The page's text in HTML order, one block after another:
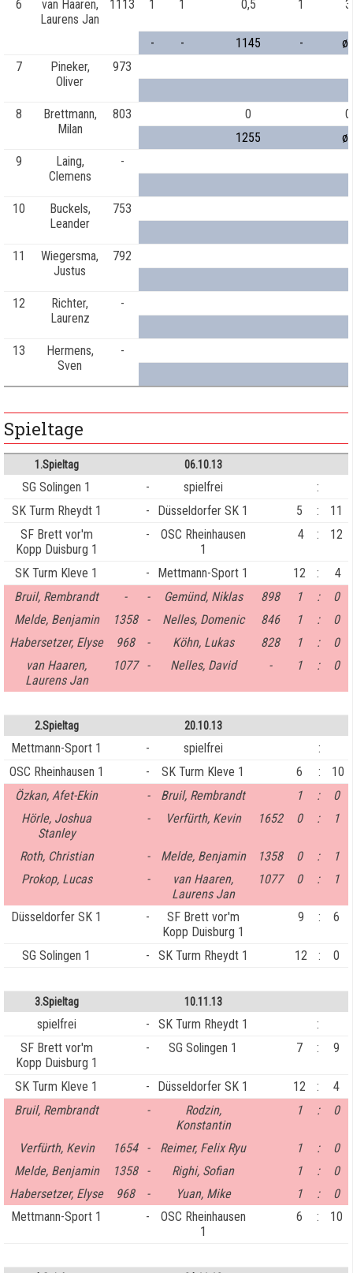
6
van Haaren,
Laurens Jan
1113 1 1 0,5 1
- - 1145 -
ø
7
Pineker,
Oliver
973
8
Brettmann,
Milan
803 0
1255
ø
9
Laing,
Clemens
-
10
Buckels,
Leander
753
11
Wiegersma,
Justus
792
12
Richter,
Laurenz
-
13
Hermens,
Sven
-
Spieltage
1.Spieltag 06.10.13
SG Solingen 1 - spielfrei
:
SK Turm Rheydt 1
- Düsseldorfer SK 1 5 :
11
SF Brett vor'm
Kopp Duisburg 1
-
OSC Rheinhausen
1
4 : 12
SK Turm Kleve 1 - Mettmann-Sport 1 12 :
4
Bruil, Rembrandt
- - Gemünd, Niklas 898 1 :
0
Melde, Benjamin
1358 - Nelles, Domenic 846 1 :
0
Habersetzer, Elyse
968 - Köhn, Lukas 828 1 :
0
van Haaren,
Laurens Jan
1077 - Nelles, David - 1 : 0
2.Spieltag 20.10.13
Mettmann-Sport 1 - spielfrei
:
OSC Rheinhausen 1
- SK Turm Kleve 1 6 :
10
Özkan, Afet-Ekin
- Bruil, Rembrandt 1 :
0
Hörle, Joshua
Stanley
- Verfürth, Kevin 1652 0 : 1
Roth, Christian - Melde, Benjamin 1358 0 :
1
Prokop, Lucas
-
van Haaren,
Laurens Jan
1077 0 : 1
Düsseldorfer SK 1 -
SF Brett vor'm
Kopp Duisburg 1
9 : 6
SG Solingen 1 - SK Turm Rheydt 1 12 : 0
3.Spieltag 10.11.13
spielfrei - SK Turm Rheydt 1
:
SF Brett vor'm
Kopp Duisburg 1
- SG Solingen 1 7 : 9
SK Turm Kleve 1 - Düsseldorfer SK 1 12 :
4
Bruil, Rembrandt
-
Rodzin,
Konstantin
1 : 0
Verfürth, Kevin 1654 - Reimer, Felix Ryu 1 :
0
Melde, Benjamin
1358 - Righi, Sofian 1 :
0
Habersetzer, Elyse
968 - Yuan, Mike 1 :
0
Mettmann-Sport 1
-
OSC Rheinhausen
1
6 : 10